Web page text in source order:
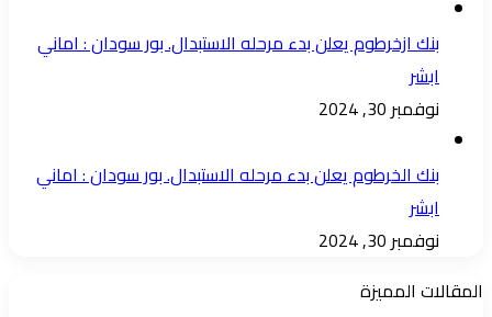
بنك ازخرطوم يعلن بدء مرحله الاستبدال. بور سودان : اماني
ابشر
نوفمبر 30, 2024
بنك الخرطوم يعلن بدء مرحله الاستبدال. بور سودان : اماني
ابشر
نوفمبر 30, 2024
المقالات المميزة